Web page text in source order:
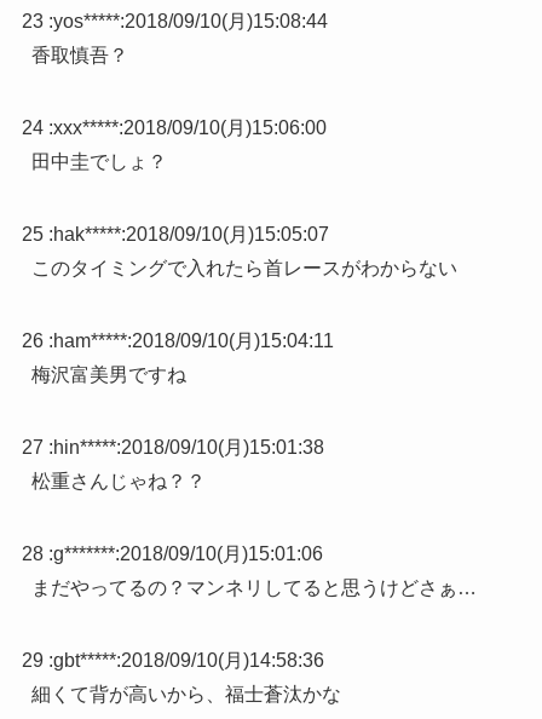
23 :yos*****:2018/09/10(月)15:08:44
香取慎吾？
24 :xxx*****:2018/09/10(月)15:06:00
田中圭でしょ？
25 :hak*****:2018/09/10(月)15:05:07
このタイミングで入れたら首レースがわからない
26 :ham*****:2018/09/10(月)15:04:11
梅沢富美男ですね
27 :hin*****:2018/09/10(月)15:01:38
松重さんじゃね？？
28 :g*******:2018/09/10(月)15:01:06
まだやってるの？マンネリしてると思うけどさぁ…
29 :gbt*****:2018/09/10(月)14:58:36
細くて背が高いから、福士蒼汰かな